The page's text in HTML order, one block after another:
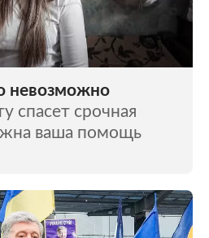
невозможно
спасет срочная
ваша помощь